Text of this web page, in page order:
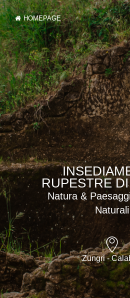
HOMEPAGE
RUPESTRE
Natura &
Naturali
Zungri -